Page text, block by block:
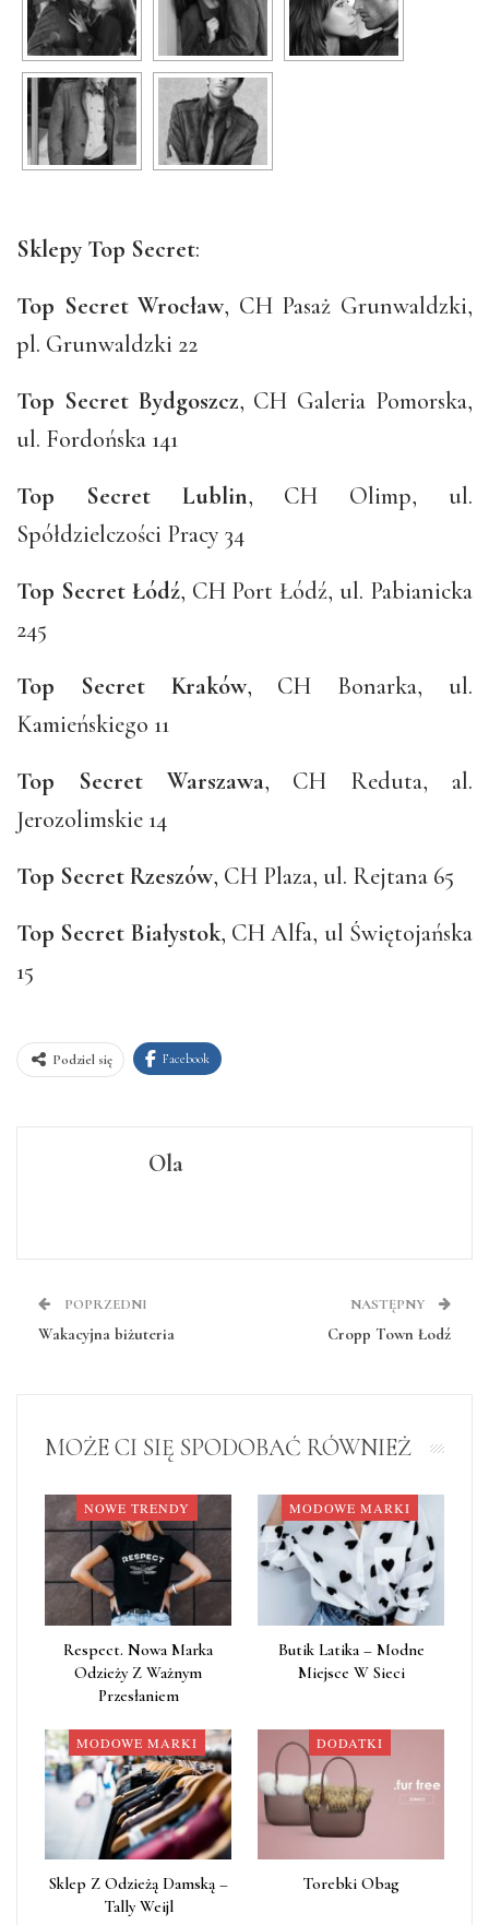
Sklepy Top Secret:
Top Secret Wrocław, CH Pasaż Grunwaldzki,
pl. Grunwaldzki 22
Top Secret Bydgoszcz, CH Galeria Pomorska,
ul. Fordońska 141
Top Secret Lublin, CH Olimp, ul.
Spółdzielczości Pracy 34
Top Secret Łódź, CH Port Łódź, ul. Pabianicka
245
Top Secret Kraków, CH Bonarka, ul.
Kamieńskiego 11
Top Secret Warszawa, CH Reduta, al.
Jerozolimskie 14
Top Secret Rzeszów, CH Plaza, ul. Rejtana 65
Top Secret Białystok, CH Alfa, ul Świętojańska
15
Podziel się Facebook
Ola
POPRZEDNI
Wakacyjna biżuteria
NASTĘPNY
Cropp Town Łodź
MOŻE CI SIĘ SPODOBAĆ RÓWNIEŻ
NOWE TRENDY
Respect. Nowa Marka
Odzieży Z Ważnym
Przesłaniem
MODOWE MARKI
Butik Latika – Modne
Miejsce W Sieci
MODOWE MARKI
Sklep Z Odzieżą Damską –
Tally Weijl
DODATKI
Torebki Obag